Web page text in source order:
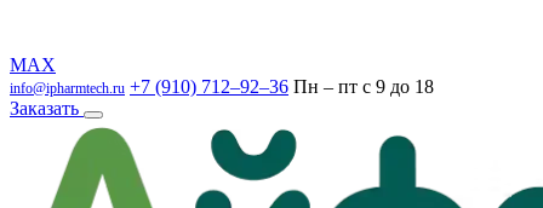
MAX
info@ipharmtech.ru +7 (910) 712–92–36 Пн – пт с 9 до 18
Заказать